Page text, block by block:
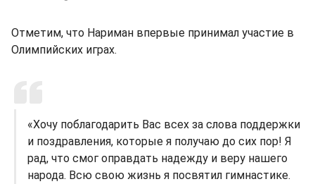
Отметим, что Нариман впервые принимал участие в
Олимпийских играх.
«Хочу поблагодарить Вас всех за слова поддержки
и поздравления, которые я получаю до сих пор! Я
рад, что смог оправдать надежду и веру нашего
народа. Всю свою жизнь я посвятил гимнастике.